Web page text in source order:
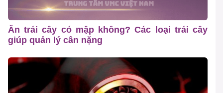
Ăn trái cây có mập không? Các loại trái cây
giúp quản lý cân nặng